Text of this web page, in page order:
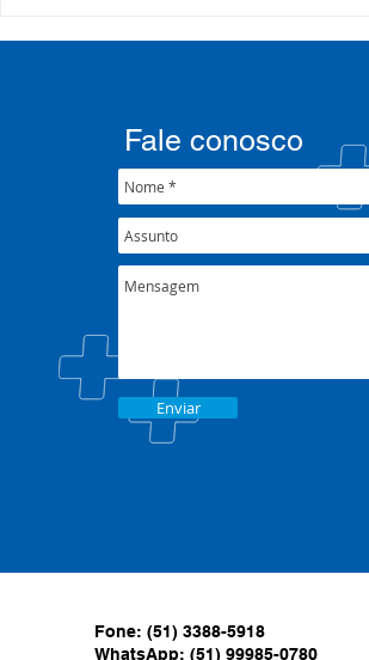
001/2022
Enviar
Fale conosco
Fone: (51) 3388-5918
WhatsApp: (51) 99985-0780